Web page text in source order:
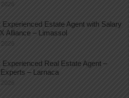
Experienced Estate Agent with Salary
Alliance – Limassol
Experienced Real Estate Agent –
– Larnaca